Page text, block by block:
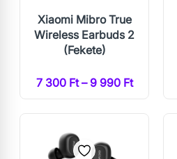
Xiaomi Mibro True
Wireless Earbuds 2
(Fekete)
7 300 Ft – 9 990 Ft